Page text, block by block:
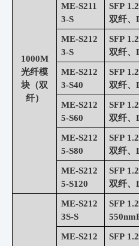
1000M
光纤模
块（双
纤）
ME-S211
3-S
SFP
双纤、
ME-S212
3-S
SFP
双纤、
ME-S212
3-S40
SFP
双纤、
ME-S212
5-S60
SFP
双纤、
ME-S212
5-S80
SFP
双纤、
ME-S212
5-S120
SFP
双纤、
ME-S212
3S-S
SFP
ME-S212
SFP